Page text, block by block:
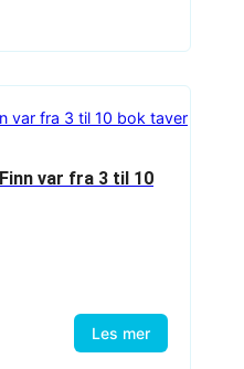
var fra 3 til 10
Les mer